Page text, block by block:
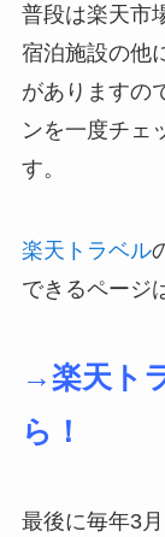
普段は楽天市
宿泊施設の他
がありますの
ンを一度チェ
す。
楽天トラベル
できるページ
→楽天ト
ら！
最後に毎年3